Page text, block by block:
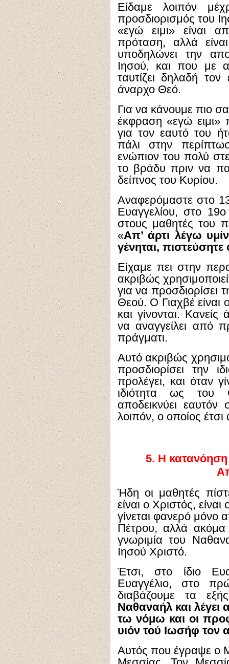
Είδαμε λοιπόν
προσδιορισμός του
«εγώ ειμι» είναι
πρόταση, αλλά
υποδηλώνει την
Ιησού, και που με
ταυτίζει δηλαδή
άναρχο Θεό.
Για να κάνουμε πιο
έκφραση «εγώ ειμι»
για τον εαυτό του
πάλι στην
ενώπιον του πολύ
το βράδυ πριν να
δείπνος του Κυρίου.
Αναφερόμαστε στο
Ευαγγελίου, στο
στους μαθητές του
«Απ’ άρτι λέγω
γένηται, πιστεύσητε
Είχαμε πει στην
ακριβώς
για να προσδιορίσει
Θεού. Ο Γιαχβέ είναι
και γίνονται.
να αναγγείλει από
πράγματι.
Αυτό ακριβώς
προσδιορίσει την
προλέγει, και όταν
ιδιότητα ως του
αποδεικνύει
λοιπόν, ο οποίος έτσι
5. Η κατανόηση
Ήδη οι μαθητές
είναι ο Χριστός,
γίνεται φανερό
Πέτρου, αλλά
γνωριμία του
Ιησού Χριστό.
Έτσι, στο ίδιο
Ευαγγέλιο, στο
διαβάζουμε τα
Ναθαναήλ και
τω νόμω και οι
υιόν τού Ιωσήφ τον
Αυτός που έγραψε ο